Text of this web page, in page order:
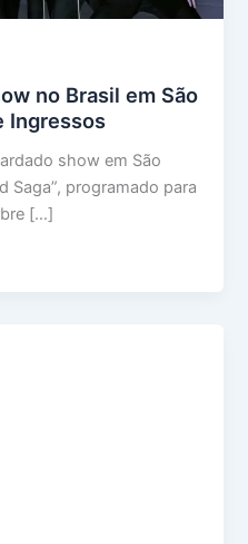
no Brasil em São
Ingressos
show em São
Saga”, programado para
[…]